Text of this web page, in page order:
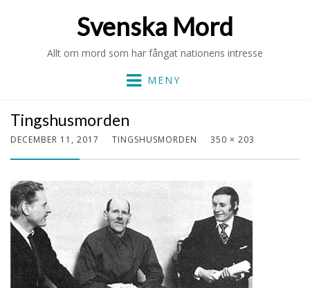
Svenska Mord
Allt om mord som har fångat nationens intresse
MENY
Tingshusmorden
DECEMBER 11, 2017 TINGSHUSMORDEN 350 × 203